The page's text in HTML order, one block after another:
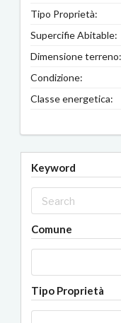
Tipo Proprietà:
Supercifie Abitable:
Dimensione terreno:
Condizione:
Classe energetica:
Keyword
Comune
Tipo Proprietà